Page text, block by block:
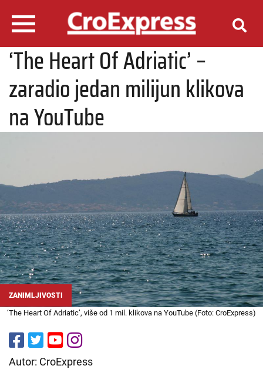
‘The Heart Of Adriatic’ –
zaradio jedan milijun klikova
na YouTube
ZANIMLJIVOSTI
‘The Heart Of Adriatic’, više od 1 mil. klikova na YouTube (Foto: CroExpress)
Autor: CroExpress